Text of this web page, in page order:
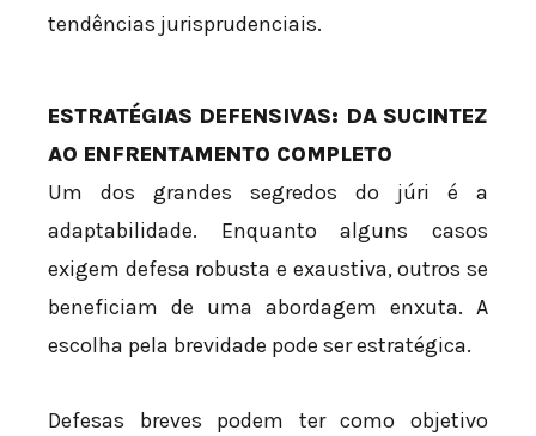
tendências jurisprudenciais.
ESTRATÉGIAS DEFENSIVAS: DA SUCINTEZ
AO ENFRENTAMENTO COMPLETO
Um dos grandes segredos do júri é a
adaptabilidade. Enquanto alguns casos
exigem defesa robusta e exaustiva, outros se
beneficiam de uma abordagem enxuta. A
escolha pela brevidade pode ser estratégica.
Defesas breves podem ter como objetivo